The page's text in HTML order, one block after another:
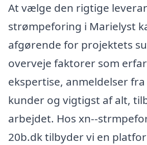
At vælge den rigtige
strømpeforing i Marielyst
afgørende for projektets
overveje faktorer som
ekspertise, anmeldelser
kunder og vigtigst af alt,
arbejdet. Hos xn--
20b.dk tilbyder vi en